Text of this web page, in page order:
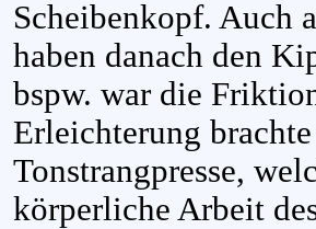
Scheibenkopf. Auch
haben danach den
bspw. war die
Erleichterung
Tonstrangpresse,
körperliche Arbeit